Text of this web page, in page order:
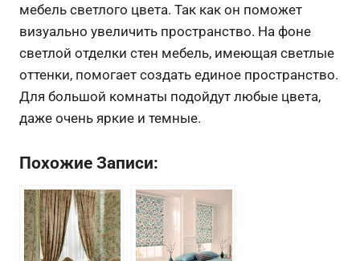
мебель светлого цвета. Так как он поможет
визуально увеличить пространство. На фоне
светлой отделки стен мебель, имеющая светлые
оттенки, помогает создать единое пространство.
Для большой комнаты подойдут любые цвета,
даже очень яркие и темные.
Похожие Записи: